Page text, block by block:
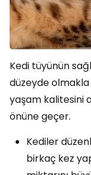
Kedi tüyünün
düzeyde
yaşam kalitesini
önüne geçer.
Kediler
birkaç kez